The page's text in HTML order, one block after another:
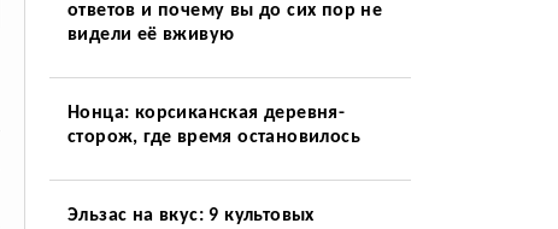
ответов и почему вы до сих пор не
видели её вживую
Нонца: корсиканская деревня-
сторож, где время остановилось
Эльзас на вкус: 9 культовых